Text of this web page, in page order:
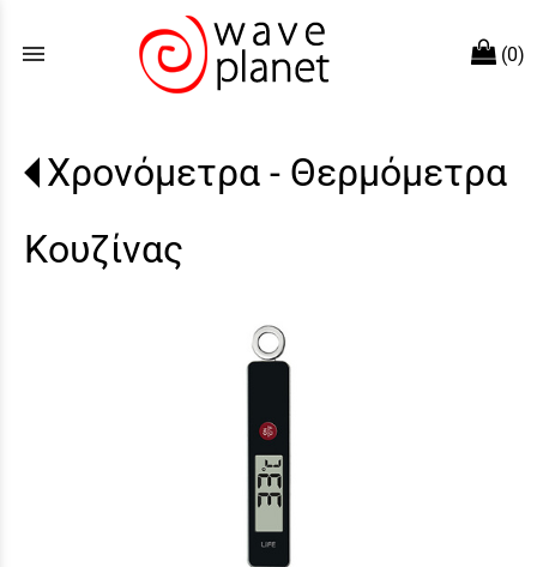
menu (0)
Χρονόμετρα - Θερμόμετρα
Κουζίνας